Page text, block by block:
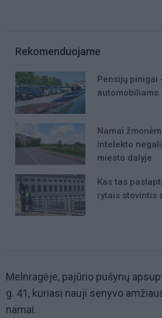
Rekomenduojame
Pensijų pinigai
automobiliams
Namai
intelekto
miesto dalyje
Kas tas
rytais stovintis
Melnragėje, pajūrio pušynų
g. 41, kuriasi nauji senyvo
namai.